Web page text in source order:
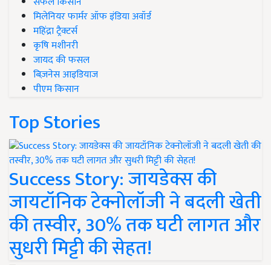
मिलेनियर फार्मर ऑफ इंडिया अवॉर्ड
महिंद्रा ट्रैक्टर्स
कृषि मशीनरी
जायद की फसल
बिज़नेस आइडियाज
पीएम किसान
Top Stories
Success Story: जायडेक्स की
जायटॉनिक टेक्नोलॉजी ने बदली खेती
की तस्वीर, 30% तक घटी लागत और
सुधरी मिट्टी की सेहत!